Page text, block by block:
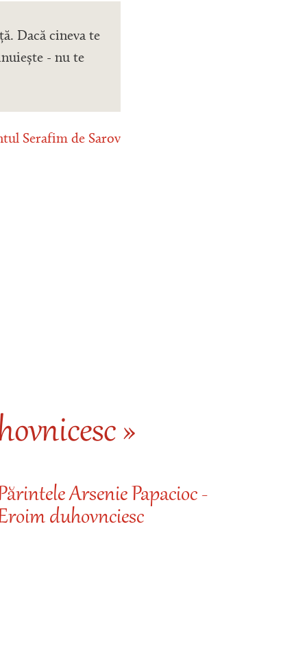
Dacă cineva te
- nu te
Serafim de Sarov
»
Arsenie Papacioc -
duhovnciesc